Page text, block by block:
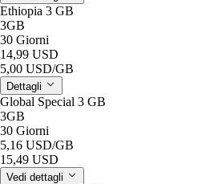
Ethiopia 3 GB
3GB
30 Giorni
14,99 USD
5,00 USD/GB
Dettagli
Global Special 3 GB
3GB
30 Giorni
5,16 USD/GB
15,49 USD
Vedi dettagli